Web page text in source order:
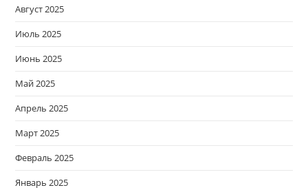
Август 2025
Июль 2025
Июнь 2025
Май 2025
Апрель 2025
Март 2025
Февраль 2025
Январь 2025